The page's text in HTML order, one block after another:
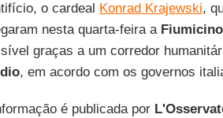
o cardeal Konrad Krajewski,
nesta quarta-feira a Fiumicino
graças a um corredor
, em acordo com os governos
é publicada por